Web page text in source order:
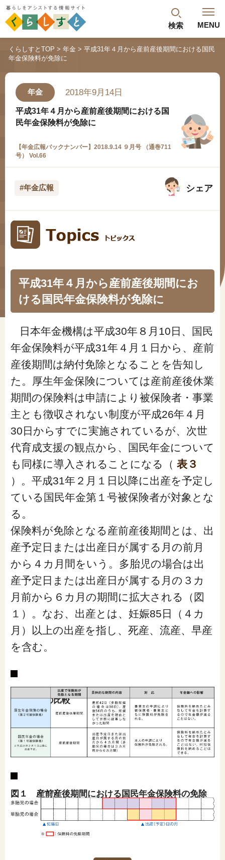
検索 MENU
閉じる
最新記事
年金のよくあるご質問
#年金広報
#ねんきんAtoZ
#年金のこんなとき
「年金」に関する記事
「健康」に関する記事
「終活」に関する記事
「家計」に関する記事
「暮らし」に関する記事
くらしすとについて
協会事業案内
プライバシーポリシー（個人情報保護方針）
サイトマップ
くらしすとTOP 年金
平成31年４月から産前産後期間における国民
年金保険料が免除に
年金 2018年9月14日
平成31年４月から産前産後期間における国
民年金保険料が免除に
【年金広報バックナンバー】2018.9.14 ９月号 （通巻711
号） Vol.66
#年金広報 シェア
平成31年４月から産前産後期間にお
ける国民年金保険料が免除に
日本年金機構は平成30年８月10日、国民
年金保険料が平成31年４月１日から、産前
産後期間は納付免除となることを告知し
た。厚生年金保険については産前産後休業
期間の保険料は申請により被保険者・事業
主とも徴収されない制度が平成26年４月
30日からすでに実施されているが、次世
代育成支援の観点から、国民年金について
も同様に導入されることになる（ 表３
）。平成31年２月１日以降に出産を予定し
ている国民年金第１号被保険者が対象とな
る。
保険料が免除となる産前産後期間とは、出
産予定日または出産日が属する月の前月
から４カ月間をいう。多胎児の場合は出
産予定日または出産日が属する月の３カ
月前から６カ月の期間に拡大される（図
１）。なお、出産とは、妊娠85日（４カ
月）以上の出産を指し、死産、流産、早産
を含む。
表３ 産前産後に係る厚生年金保険と国民年金の保
険料免除の比較
図１ 産前産後期間における国民年金保険料の免除